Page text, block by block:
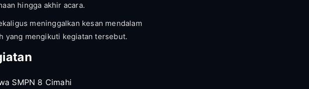
hingga akhir acara.
meninggalkan kesan mendalam
yang mengikuti kegiatan tersebut.
SMPN 8 Cimahi